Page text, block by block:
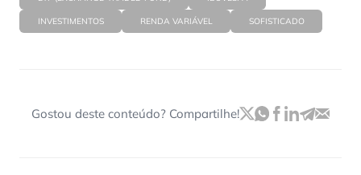
INVESTIMENTOS RENDA VARIÁVEL SOFISTICADO
Gostou deste conteúdo? Compartilhe!